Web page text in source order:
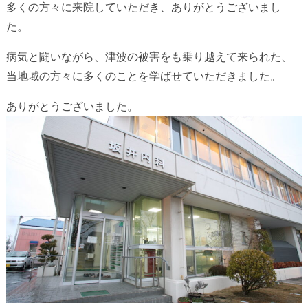
多くの方々に来院していただき、ありがとうございまし
た。
病気と闘いながら、津波の被害をも乗り越えて来られた、
当地域の方々に多くのことを学ばせていただきました。
ありがとうございました。